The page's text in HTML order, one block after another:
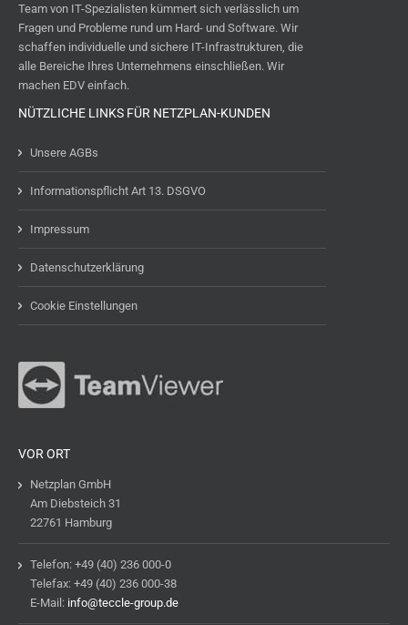
Team von IT-Spezialisten kümmert sich ver­läss­lich um
Fragen und Probleme rund um Hard- und Software. Wir
schaffen individuelle und sichere IT-Infra­strukturen, die
alle Bereiche Ihres Unterneh­mens einschließen. Wir
machen EDV einfach.
NÜTZLICHE LINKS FÜR NETZPLAN-KUNDEN
Unsere AGBs
Informationspflicht Art 13. DSGVO
Impressum
Datenschutzerklärung
Cookie Einstellungen
VOR ORT
Netzplan GmbH
Am Diebsteich 31
22761 Hamburg
Telefon: +49 (40) 236 000-0
Telefax: +49 (40) 236 000-38
E-Mail: info@teccle-group.de